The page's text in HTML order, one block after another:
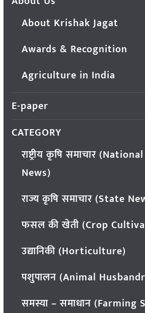
About Krishak Jagat
Awards & Recognition
Agriculture in India
E-paper
CATEGORY
राष्ट्रीय कृषि समाचार
News)
राज्य कृषि समाचार (State
फसल की खेती (Crop
उद्यानिकी (Horticulture)
पशुपालन (Animal
समस्या – समाधान (Farming